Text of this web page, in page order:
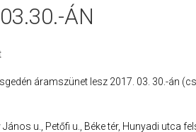
ÁN
áramszünet lesz 2017. 03. 30.-án
u., Petőfi u., Béke tér, Hunyadi utca